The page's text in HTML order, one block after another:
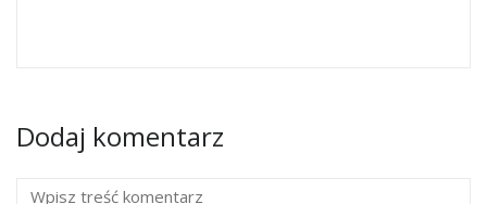
Dodaj komentarz